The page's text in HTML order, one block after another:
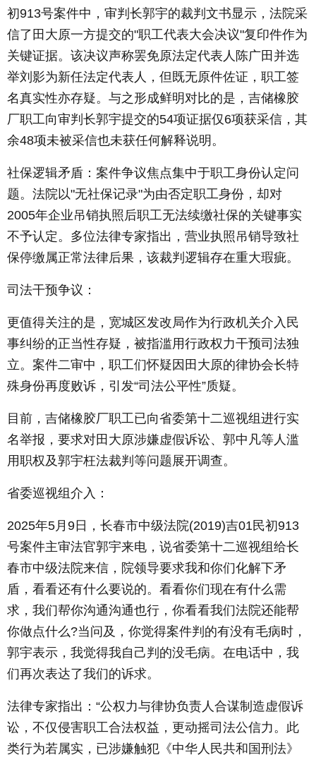
初913号案件中，审判长郭宇的裁判文书显示，法院采
信了田大原一方提交的"职工代表大会决议"复印件作为
关键证据。该决议声称罢免原法定代表人陈广田并选
举刘影为新任法定代表人，但既无原件佐证，职工签
名真实性亦存疑。与之形成鲜明对比的是，吉储橡胶
厂职工向审判长郭宇提交的54项证据仅6项获采信，其
余48项未被采信也未获任何解释说明。
社保逻辑矛盾：案件争议焦点集中于职工身份认定问
题。法院以"无社保记录"为由否定职工身份，却对
2005年企业吊销执照后职工无法续缴社保的关键事实
不予认定。多位法律专家指出，营业执照吊销导致社
保停缴属正常法律后果，该裁判逻辑存在重大瑕疵。
司法干预争议：
更值得关注的是，宽城区发改局作为行政机关介入民
事纠纷的正当性存疑，被指滥用行政权力干预司法独
立。案件二审中，职工们怀疑因田大原的律协会长特
殊身份再度败诉，引发“司法公平性”质疑。
目前，吉储橡胶厂职工已向省委第十二巡视组进行实
名举报，要求对田大原涉嫌虚假诉讼、郭中凡等人滥
用职权及郭宇枉法裁判等问题展开调查。
省委巡视组介入：
2025年5月9日，长春市中级法院(2019)吉01民初913
号案件主审法官郭宇来电，说省委第十二巡视组给长
春市中级法院来信，院领导要求我和你们化解下矛
盾，看看还有什么要说的。看看你们现在有什么需
求，我们帮你沟通沟通也行，你看看我们法院还能帮
你做点什么?当问及，你觉得案件判的有没有毛病时，
郭宇表示，我觉得我自己判的没毛病。在电话中，我
们再次表达了我们的诉求。
法律专家指出：“公权力与律协负责人合谋制造虚假诉
讼，不仅侵害职工合法权益，更动摇司法公信力。此
类行为若属实，已涉嫌触犯《中华人民共和国刑法》